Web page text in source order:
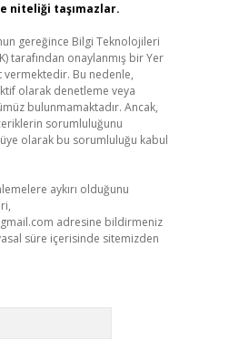
niteliği taşımazlar.
gereğince Bilgi Teknolojileri
tarafından onaylanmış bir Yer
vermektedir. Bu nedenle,
olarak denetleme veya
bulunmamaktadır. Ancak,
sorumluluğunu
olarak bu sorumluluğu kabul
aykırı olduğunu
adresine bildirmeniz
süre içerisinde sitemizden